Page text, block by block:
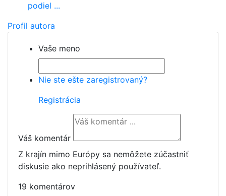
podiel ...
Profil autora
Vaše meno
Nie ste ešte zaregistrovaný?
Registrácia
Váš komentár
Z krajín mimo Európy sa nemôžete zúčastniť
diskusie ako neprihlásený používateľ.
19 komentárov